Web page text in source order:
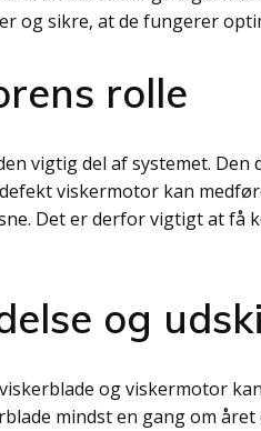
og sikre, at de fungerer
rolle
vigtig del af systemet.
viskermotor kan
Det er derfor vigtigt at få
og
og viskermotor
mindst en gang om